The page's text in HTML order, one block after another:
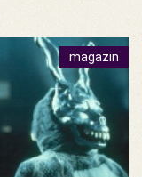
magazin